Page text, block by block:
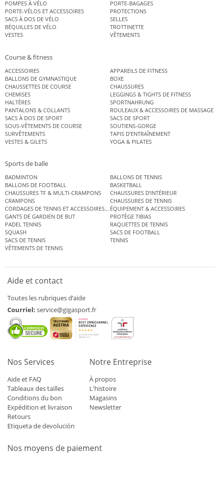
POMPES À VÉLO
PORTE-BAGAGES
PORTE-VÉLOS ET ACCESSOIRES
PROTECTIONS
SACS À DOS DE VÉLO
SELLES
BÉQUILLES DE VÉLO
TROTTINETTE
VESTES
VÊTEMENTS
Course & fitness
ACCESSOIRES
APPAREILS DE FITNESS
BALLONS DE GYMNASTIQUE
BOXE
CHAUSSETTES DE COURSE
CHAUSSURES
CHEMISES
LEGGINGS & TIGHTS DE FITNESS
HALTÈRES
SPORTNAHRUNG
PANTALONS & COLLANTS
ROULEAUX & ACCESSOIRES DE MASSAGE
SACS À DOS DE SPORT
SACS DE SPORT
SOUS-VÊTEMENTS DE COURSE
SOUTIENS-GORGE
SURVÊTEMENTS
TAPIS D’ENTRAÎNEMENT
VESTES & GILETS
YOGA & PILATES
Sports de balle
BADMINTON
BALLONS DE TENNIS
BALLONS DE FOOTBALL
BASKETBALL
CHAUSSURES TF & MULTI-CRAMPONS
CHAUSSURES D’INTÉRIEUR
CRAMPONS
CHAUSSURES DE TENNIS
CORDAGES DE TENNIS ET ACCESSOIRES DE TENNISÉQUIPEMENT & ACCESSOIRES
GANTS DE GARDIEN DE BUT
PROTÈGE TIBIAS
PADEL TENNIS
RAQUETTES DE TENNIS
SQUASH
SACS DE FOOTBALL
SACS DE TENNIS
TENNIS
VÊTEMENTS DE TENNIS
Aide et contact
Toutes les rubriques d’aide
Courriel: service@gigasport.fr
Nos Services
Aide et FAQ
Tableaux des tailles
Conditions du bon
Expédition et livraison
Retours
Etiqueta de devolución
Notre Entreprise
À propos
L'histoire
Magasins
Newsletter
Nos moyens de paiement